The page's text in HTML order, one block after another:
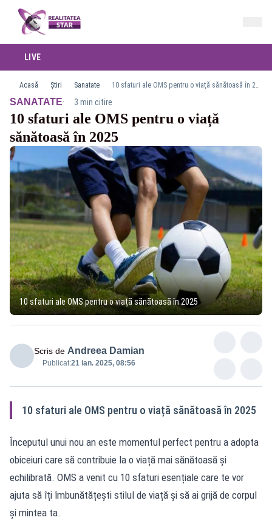
LIVE
Acasă Știri Sanatate 10 sfaturi ale OMS pentru o viață sănătoasă în 2025
SANATATE· 3 min citire
10 sfaturi ale OMS pentru o viață
sănătoasă în 2025
10 sfaturi ale OMS pentru o viață sănătoasă în 2025
Scris de Andreea Damian
Publicat:21 ian. 2025, 08:56
10 sfaturi ale OMS pentru o viață sănătoasă în 2025
Începutul unui nou an este momentul perfect pentru a adopta
obiceiuri care să contribuie la o viață mai sănătoasă și
echilibrată. OMS a venit cu 10 sfaturi esențiale care te vor
ajuta să îți îmbunătățești stilul de viață și să ai grijă de corpul
și mintea ta.